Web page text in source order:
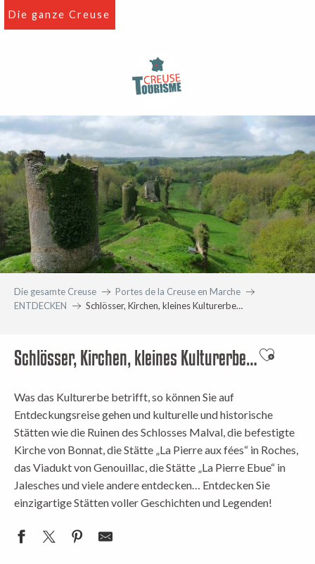
Aller
Die ganze Creuse
Die gesamte Creuse
Portes de la Creuse en Marche
ENTDECKEN
Schlösser, Kirchen, kleines Kulturerbe…
Schlösser, Kirchen, kleines Kulturerbe…Ajouter
Was das Kulturerbe betrifft, so können Sie auf
Entdeckungsreise gehen und kulturelle und historische
Stätten wie die Ruinen des Schlosses Malval, die befestigte
Kirche von Bonnat, die Stätte „La Pierre aux fées“ in Roches,
das Viadukt von Genouillac, die Stätte „La Pierre Ebue“ in
Jalesches und viele andere entdecken… Entdecken Sie
einzigartige Stätten voller Geschichten und Legenden!